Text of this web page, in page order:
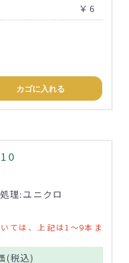
￥6
カゴに入れる
理:ユニクロ
ては、上記は1～9本ま
(税込)